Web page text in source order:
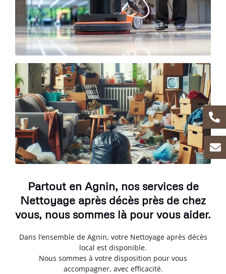
Partout en Agnin, nos services de
Nettoyage après décès près de chez
vous, nous sommes là pour vous aider.
Dans l’ensemble de Agnin, votre Nettoyage après décès
local est disponible.
Nous sommes à votre disposition pour vous
accompagner, avec efficacité.